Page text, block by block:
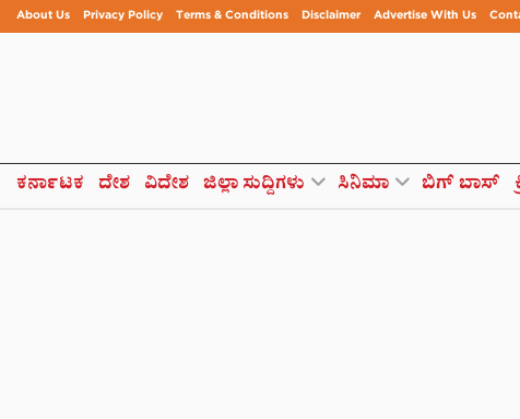
About Us Privacy Policy Terms & Conditions Disclaimer Advertise With Us
ಕರ್ನಾಟಕ ದೇಶ ವಿದೇಶ ಜಿಲ್ಲಾ ಸುದ್ದಿಗಳು ಸಿನಿಮಾ ಬಿಗ್ ಬಾಸ್